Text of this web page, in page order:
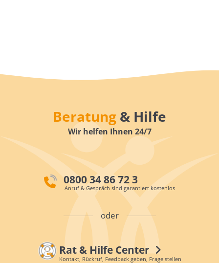
Beratung & Hilfe
Wir helfen Ihnen 24/7
0800 34 86 72 3
Anruf & Gespräch sind garantiert kostenlos
oder
Rat & Hilfe Center
Kontakt, Rückruf, Feedback geben, Frage stellen